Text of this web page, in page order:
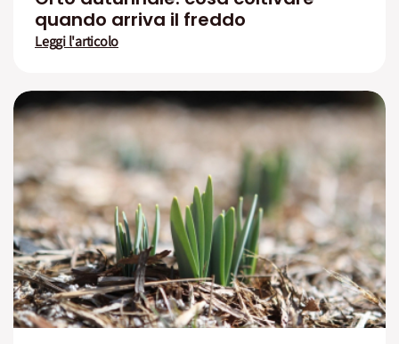
quando arriva il freddo
Leggi l'articolo